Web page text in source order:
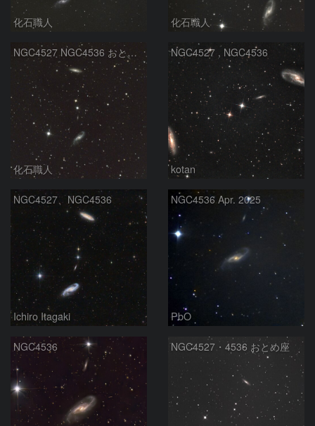
化石職人 化石職人
NGC4527 NGC4536 おとめ座
化石職人
NGC4527 , NGC4536
kotan
NGC4527、NGC4536
Ichiro Itagaki
NGC4536 Apr. 2025
PbO
NGC4536 NGC4527・4536 おとめ座